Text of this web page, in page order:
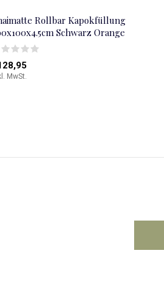
Rollbar Kapokfüllung
Schwarz Orange
MwSt.